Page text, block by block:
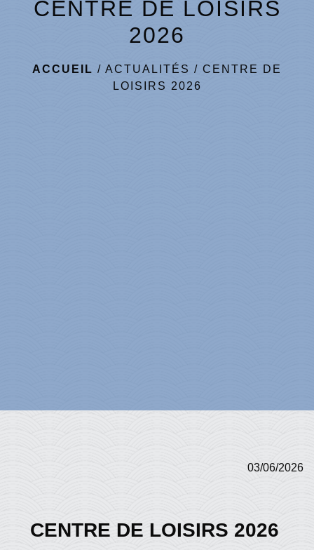
CENTRE DE LOISIRS
2026
ACCUEIL / ACTUALITÉS / CENTRE DE
LOISIRS 2026
03/06/2026
CENTRE DE LOISIRS 2026